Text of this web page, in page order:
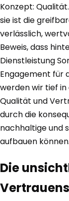
Konzept:
sie ist die
verlässlich,
Beweis, dass
Dienstleistung
Engagement für
werden wir tief in
Qualität und
durch die
nachhaltige und
aufbauen können.
Die